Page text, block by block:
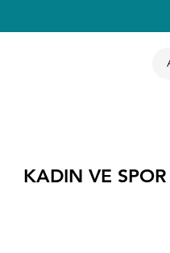
KADIN VE SPOR